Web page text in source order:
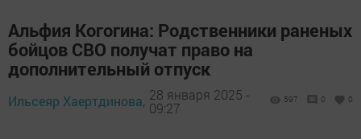
Альфия Когогина: Родственники раненых
бойцов СВО получат право на
дополнительный отпуск
Ильсеяр Хаертдинова, 28 января 2025 -
09:27
597 0 0